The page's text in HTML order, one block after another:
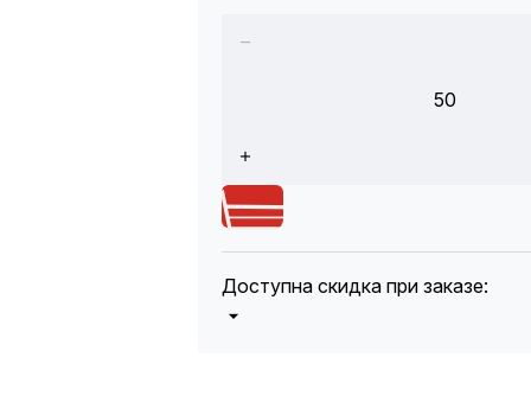
50
Доступна скидка при заказе: